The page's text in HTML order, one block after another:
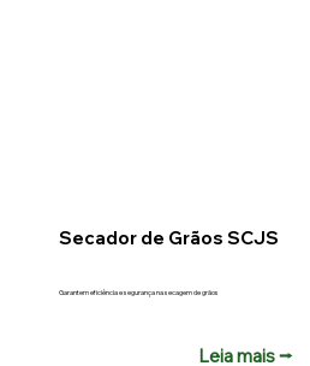
Secador de Grãos SCJS
Garantem eficiência e segurança na secagem de grãos
Leia mais ⭢